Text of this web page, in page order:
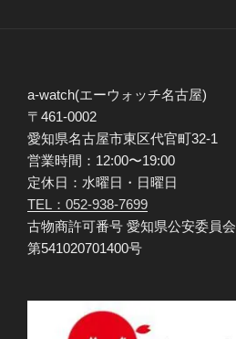
a-watch(エーウォッチ名古屋)
〒461-0002
愛知県名古屋市東区代官町32-1
営業時間：12:00〜19:00
定休日：水曜日・日曜日
TEL：052-938-7699
古物商許可番号 愛知県公安委員会
第541020701400号